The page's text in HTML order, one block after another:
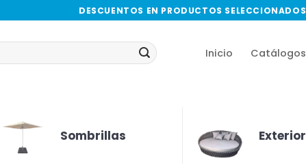
DESCUENTOS EN PRODUCTOS SELECCIONADOS
Inicio Catálogos
Sombrillas Exterior